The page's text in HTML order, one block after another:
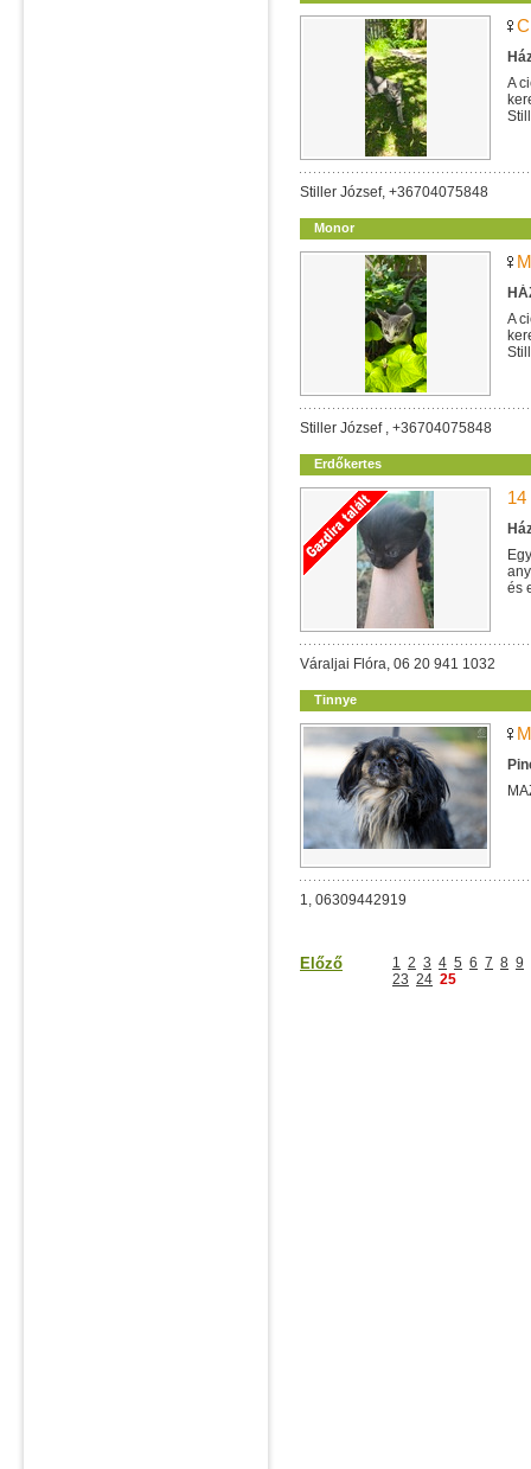
A
Stiller József, +36704075848
Monor
A
Stiller József , +36704075848
Erdőkertes
és
Váraljai Flóra, 06 20 941 1032
Tinnye
1, 06309442919
Előző 1 2 3 4 5 6 7 8 9
23 24 25